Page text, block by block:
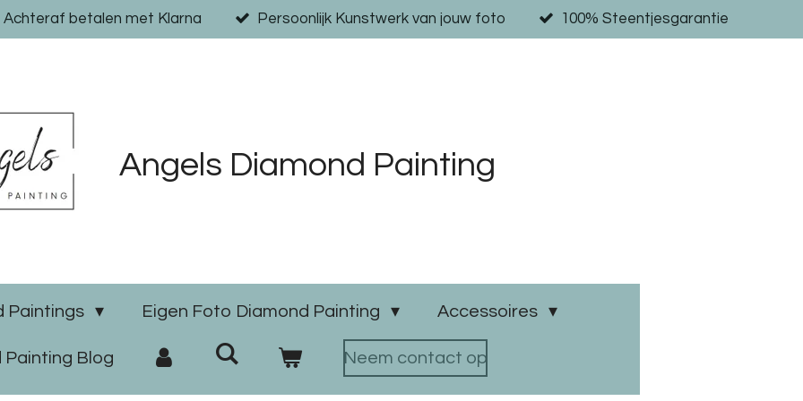
Achteraf betalen met Klarna Persoonlijk Kunstwerk van jouw foto 100% Steentjesgarantie
Angels Diamond Painting
Paintings Eigen Foto Diamond Painting Accessoires
Painting Blog Neem contact op